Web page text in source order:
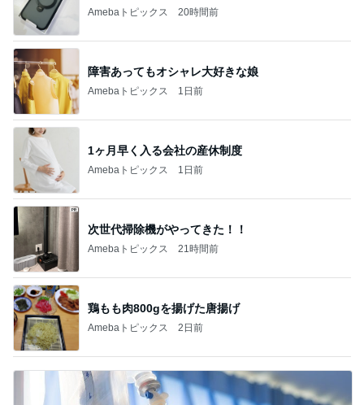
Amebaトピックス 20時間前
障害あってもオシャレ大好きな娘
Amebaトピックス 1日前
1ヶ月早く入る会社の産休制度
Amebaトピックス 1日前
次世代掃除機がやってきた！！
Amebaトピックス 21時間前
鶏もも肉800gを揚げた唐揚げ
Amebaトピックス 2日前